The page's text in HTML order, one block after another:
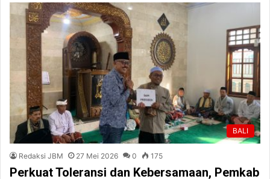
BALI
Redaksi JBM 27 Mei 2026 0 175
Perkuat Toleransi dan Kebersamaan, Pemkab